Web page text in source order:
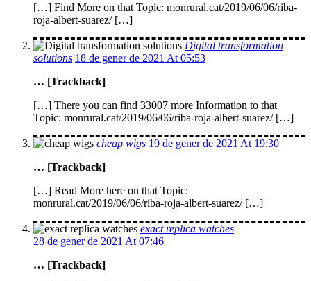
[…] Find More on that Topic: monrural.cat/2019/06/06/riba-
roja-albert-suarez/ […]
Digital transformation
solutions 18 de gener de 2021 At 05:53
… [Trackback]
[…] There you can find 33007 more Information to that
Topic: monrural.cat/2019/06/06/riba-roja-albert-suarez/ […]
cheap wigs 19 de gener de 2021 At 19:30
… [Trackback]
[…] Read More here on that Topic:
monrural.cat/2019/06/06/riba-roja-albert-suarez/ […]
exact replica watches
28 de gener de 2021 At 07:46
… [Trackback]